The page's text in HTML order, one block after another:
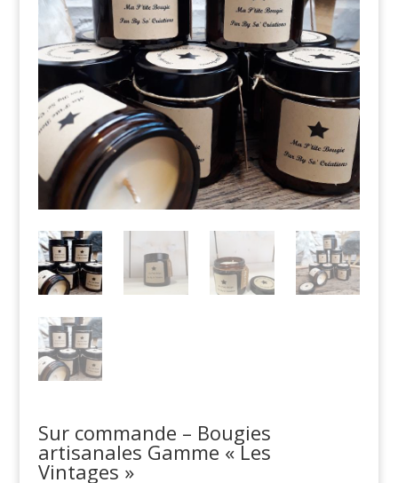
Sur commande – Bougies
artisanales Gamme « Les
Vintages »